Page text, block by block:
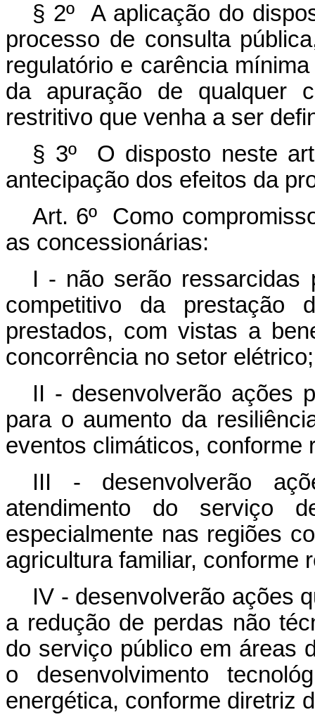
§ 2º A aplicação do
processo de consulta
regulatório e carência
da apuração de qualquer
restritivo que venha a ser
§ 3º O disposto neste
antecipação dos efeitos da
Art. 6º Como
as concessionárias:
I - não serão ressarcidas
competitivo da prestação
prestados, com vistas a
concorrência no setor elétrico;
II - desenvolverão ações
para o aumento da
eventos climáticos, conforme
III - desenvolverão
atendimento do serviço
especialmente nas regiões
agricultura familiar, conforme
IV - desenvolverão ações
a redução de perdas não
do serviço público em áreas
o desenvolvimento
energética, conforme diretriz